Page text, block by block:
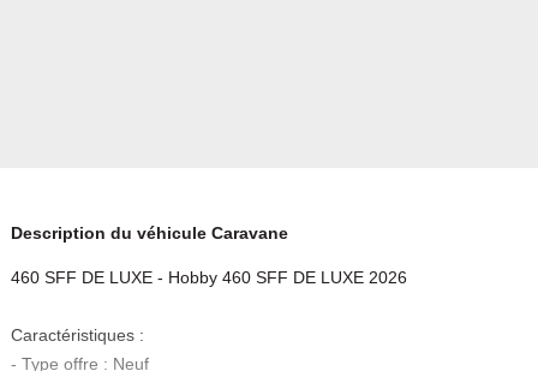
Description du véhicule Caravane
460 SFF DE LUXE - Hobby 460 SFF DE LUXE 2026
Caractéristiques :
- Type offre : Neuf